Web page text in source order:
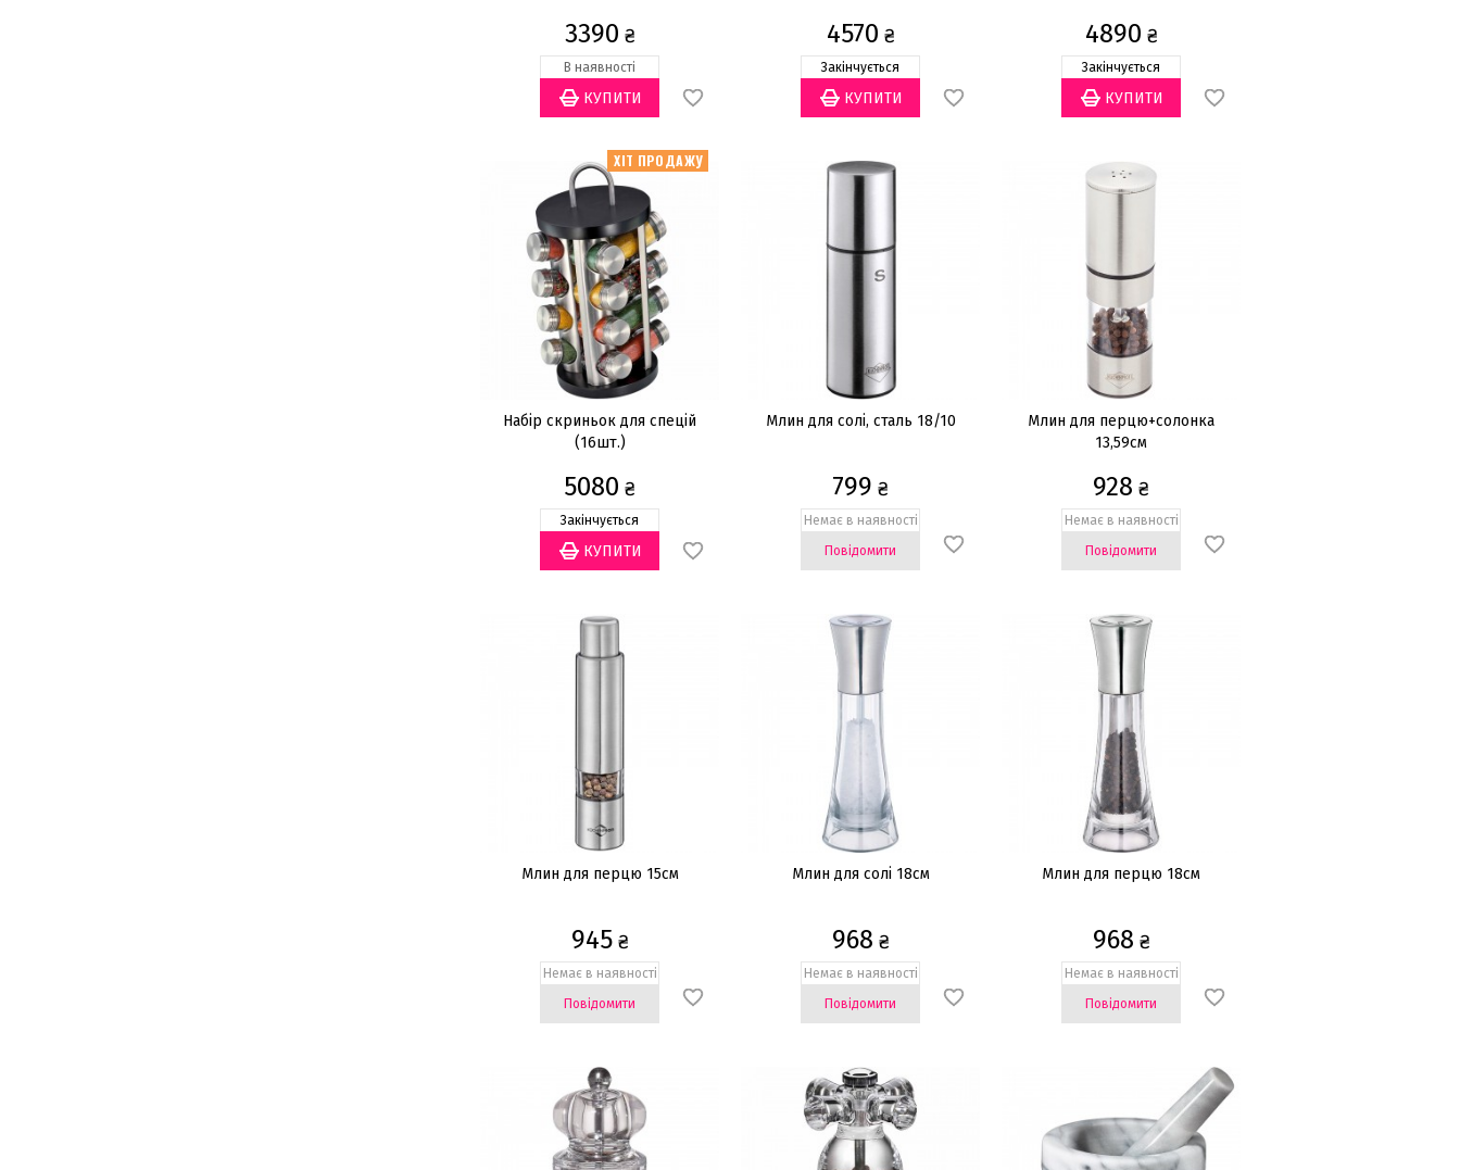
3390 ₴
В наявності
4570 ₴
Закінчується
4890 ₴
Закінчується
ХІТ ПРОДАЖУ
Набір скриньок для спецій
(16шт.)
5080 ₴
Закінчується
Млин для солі, сталь 18/10
799 ₴
Немає в наявності
Повідомити
Млин для перцю+солонка
13,59см
928 ₴
Немає в наявності
Повідомити
Млин для перцю 15см
945₴
Немає в наявності
Повідомити
Млин для солі 18см
968 ₴
Немає в наявності
Повідомити
Млин для перцю 18см
968 ₴
Немає в наявності
Повідомити